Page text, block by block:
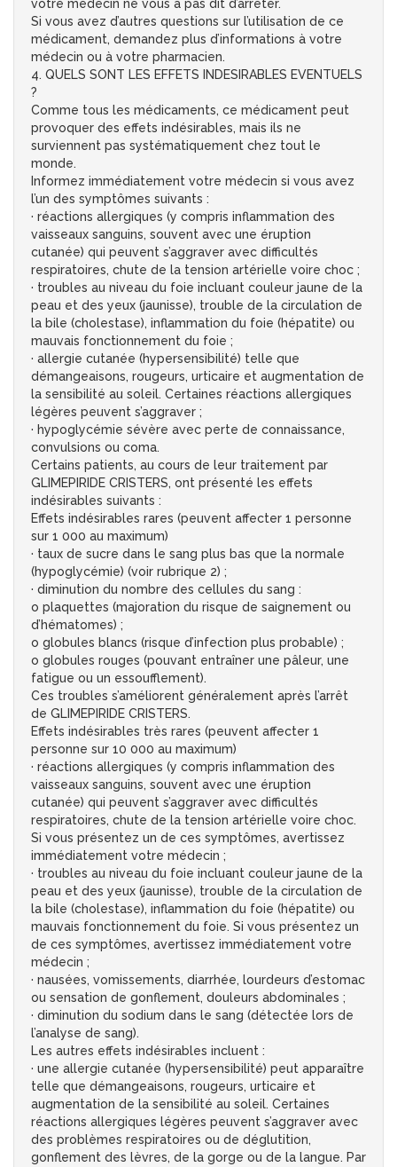
votre médecin ne vous a pas dit d’arrêter.
Si vous avez d’autres questions sur l’utilisation de ce
médicament, demandez plus d’informations à votre
médecin ou à votre pharmacien.
4. QUELS SONT LES EFFETS INDESIRABLES EVENTUELS
?
Comme tous les médicaments, ce médicament peut
provoquer des effets indésirables, mais ils ne
surviennent pas systématiquement chez tout le
monde.
Informez immédiatement votre médecin si vous avez
l’un des symptômes suivants :
· réactions allergiques (y compris inflammation des
vaisseaux sanguins, souvent avec une éruption
cutanée) qui peuvent s’aggraver avec difficultés
respiratoires, chute de la tension artérielle voire choc ;
· troubles au niveau du foie incluant couleur jaune de la
peau et des yeux (jaunisse), trouble de la circulation de
la bile (cholestase), inflammation du foie (hépatite) ou
mauvais fonctionnement du foie ;
· allergie cutanée (hypersensibilité) telle que
démangeaisons, rougeurs, urticaire et augmentation de
la sensibilité au soleil. Certaines réactions allergiques
légères peuvent s’aggraver ;
· hypoglycémie sévère avec perte de connaissance,
convulsions ou coma.
Certains patients, au cours de leur traitement par
GLIMEPIRIDE CRISTERS, ont présenté les effets
indésirables suivants :
Effets indésirables rares (peuvent affecter 1 personne
sur 1 000 au maximum)
· taux de sucre dans le sang plus bas que la normale
(hypoglycémie) (voir rubrique 2) ;
· diminution du nombre des cellules du sang :
o plaquettes (majoration du risque de saignement ou
d’hématomes) ;
o globules blancs (risque d’infection plus probable) ;
o globules rouges (pouvant entraîner une pâleur, une
fatigue ou un essoufflement).
Ces troubles s’améliorent généralement après l’arrêt
de GLIMEPIRIDE CRISTERS.
Effets indésirables très rares (peuvent affecter 1
personne sur 10 000 au maximum)
· réactions allergiques (y compris inflammation des
vaisseaux sanguins, souvent avec une éruption
cutanée) qui peuvent s’aggraver avec difficultés
respiratoires, chute de la tension artérielle voire choc.
Si vous présentez un de ces symptômes, avertissez
immédiatement votre médecin ;
· troubles au niveau du foie incluant couleur jaune de la
peau et des yeux (jaunisse), trouble de la circulation de
la bile (cholestase), inflammation du foie (hépatite) ou
mauvais fonctionnement du foie. Si vous présentez un
de ces symptômes, avertissez immédiatement votre
médecin ;
· nausées, vomissements, diarrhée, lourdeurs d’estomac
ou sensation de gonflement, douleurs abdominales ;
· diminution du sodium dans le sang (détectée lors de
l’analyse de sang).
Les autres effets indésirables incluent :
· une allergie cutanée (hypersensibilité) peut apparaître
telle que démangeaisons, rougeurs, urticaire et
augmentation de la sensibilité au soleil. Certaines
réactions allergiques légères peuvent s’aggraver avec
des problèmes respiratoires ou de déglutition,
gonflement des lèvres, de la gorge ou de la langue. Par